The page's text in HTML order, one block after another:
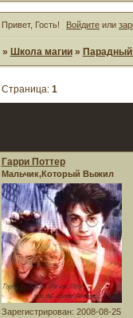
Привет, Гость! Войдите или
» Школа магии » Парадный
Страница: 1
Гарри Поттер
Мальчик,Который Выжил
Зарегистрирован: 2008-08-25